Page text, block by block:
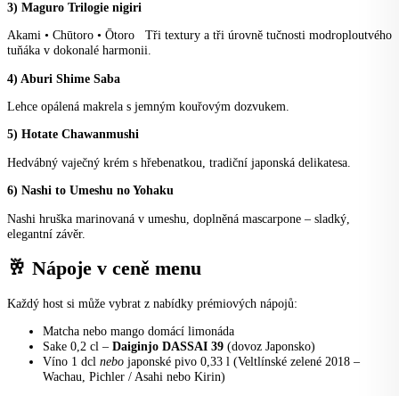
3) Maguro Trilogie nigiri
Akami • Chūtoro • Ōtoro Tři textury a tři úrovně tučnosti modroploutvého
tuňáka v dokonalé harmonii.
4) Aburi Shime Saba
Lehce opálená makrela s jemným kouřovým dozvukem.
5) Hotate Chawanmushi
Hedvábný vaječný krém s hřebenatkou, tradiční japonská delikatesa.
6) Nashi to Umeshu no Yohaku
Nashi hruška marinovaná v umeshu, doplněná mascarpone – sladký,
elegantní závěr.
🥂 Nápoje v ceně menu
Každý host si může vybrat z nabídky prémiových nápojů:
Matcha nebo mango domácí limonáda
Sake 0,2 cl – Daiginjo DASSAI 39 (dovoz Japonsko)
Víno 1 dcl nebo japonské pivo 0,33 l (Veltlínské zelené 2018 –
Wachau, Pichler / Asahi nebo Kirin)